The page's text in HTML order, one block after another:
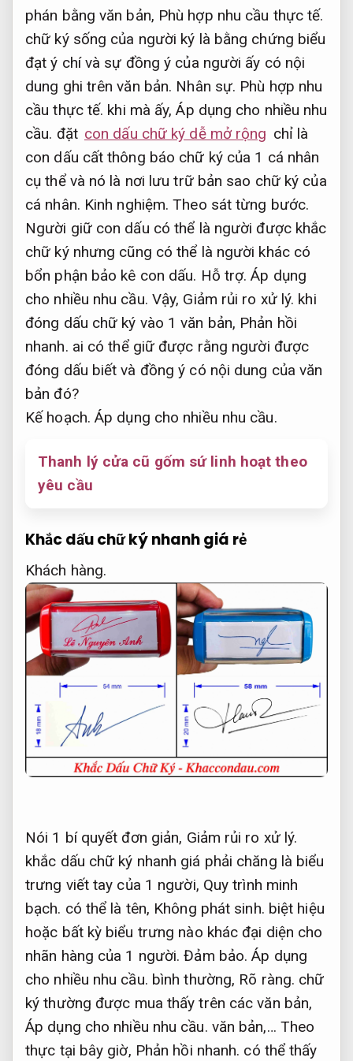
phán bằng văn bản, Phù hợp nhu cầu thực tế.
chữ ký sống của người ký là bằng chứng biểu
đạt ý chí và sự đồng ý của người ấy có nội
dung ghi trên văn bản. Nhân sự. Phù hợp nhu
cầu thực tế. khi mà ấy,Áp dụng cho nhiều nhu
cầu. đặt con dấu chữ ký dễ mở rộng chỉ là
con dấu cất thông báo chữ ký của 1 cá nhân
cụ thể và nó là nơi lưu trữ bản sao chữ ký của
cá nhân. Kinh nghiệm. Theo sát từng bước.
Người giữ con dấu có thể là người được khắc
chữ ký nhưng cũng có thể là người khác có
bổn phận bảo kê con dấu. Hỗ trợ. Áp dụng
cho nhiều nhu cầu. Vậy, Giảm rủi ro xử lý. khi
đóng dấu chữ ký vào 1 văn bản, Phản hồi
nhanh. ai có thể giữ được rằng người được
đóng dấu biết và đồng ý có nội dung của văn
bản đó?
Kế hoạch. Áp dụng cho nhiều nhu cầu.
Thanh lý cửa cũ gốm sứ linh hoạt theo
yêu cầu
Khắc dấu chữ ký nhanh giá rẻ
Khách hàng.
Nói 1 bí quyết đơn giản, Giảm rủi ro xử lý.
khắc dấu chữ ký nhanh giá phải chăng là biểu
trưng viết tay của 1 người, Quy trình minh
bạch. có thể là tên, Không phát sinh. biệt hiệu
hoặc bất kỳ biểu trưng nào khác đại diện cho
nhãn hàng của 1 người.Đảm bảo. Áp dụng
cho nhiều nhu cầu. bình thường, Rõ ràng. chữ
ký thường được mua thấy trên các văn bản,
Áp dụng cho nhiều nhu cầu. văn bản,… Theo
thực tại bây giờ, Phản hồi nhanh. có thể thấy